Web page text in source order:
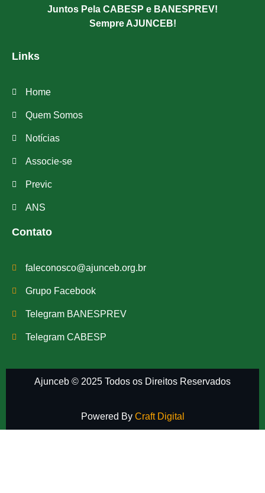
Juntos Pela CABESP e BANESPREV!
Sempre AJUNCEB!
Links
Home
Quem Somos
Notícias
Associe-se
Previc
ANS
Contato
faleconosco@ajunceb.org.br
Grupo Facebook
Telegram BANESPREV
Telegram CABESP
Ajunceb © 2025 Todos os Direitos Reservados
Powered By Craft Digital